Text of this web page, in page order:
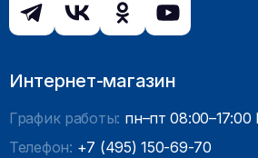
Интернет-магазин
График работы: пн–пт
Телефон: +7 (495) 150-69-70